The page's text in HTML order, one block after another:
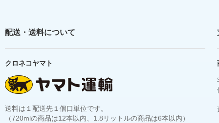
配送・送料について
クロネコヤマト
送料は１配送先１個口単位です。
（720mlの商品は12本以内、1.8リットルの商品は6本以内）